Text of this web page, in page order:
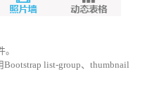
list-group、thumbnail